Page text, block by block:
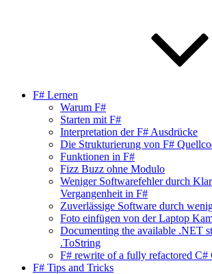
F# Lernen
Warum F#
Starten mit F#
Interpretation der F# Ausdrücke
Die Strukturierung von F#
Funktionen in F#
Fizz Buzz ohne Modulo
Weniger Softwarefehler durch
Vergangenheit in F#
Zuverlässige Software durch
Foto einfügen von der Laptop
Documenting the available .NET
.ToString
F# rewrite of a fully refactored C#
F# Tips and Tricks